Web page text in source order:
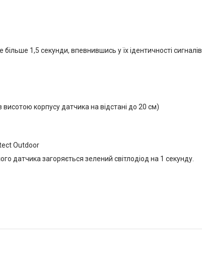
1,5 секунди, впевнившись у їх ідентичності сигналів.
корпусу датчика на відстані до 20 см)
Outdoor
датчика загоряється зелений світлодіод на 1 секунду.